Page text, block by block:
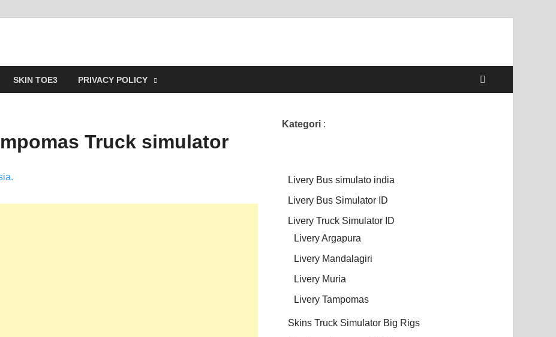
SKIN TOE3 PRIVACY POLICY
Truck simulator
Kategori :
Livery Bus simulato india
Livery Bus Simulator ID
Livery Truck Simulator ID
Livery Argapura
Livery Mandalagiri
Livery Muria
Livery Tampomas
Skins Truck Simulator Big Rigs